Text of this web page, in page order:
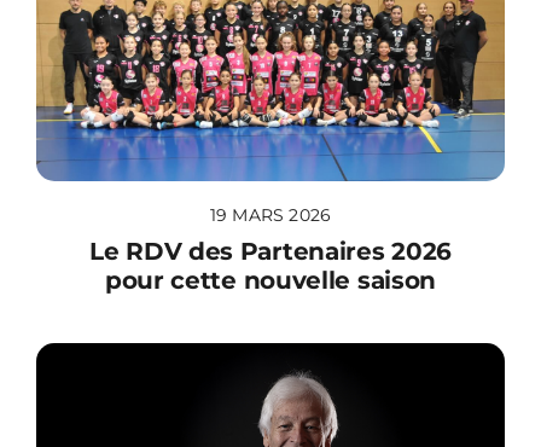
19 MARS 2026
Le RDV des Partenaires 2026
pour cette nouvelle saison